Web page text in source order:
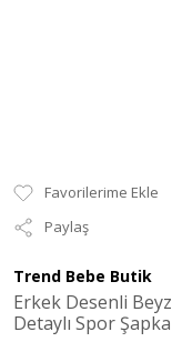
Paylaş
Trend Bebe Butik
Erkek Desenli
Detaylı Spor